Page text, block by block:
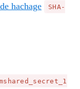
hachage SHA-